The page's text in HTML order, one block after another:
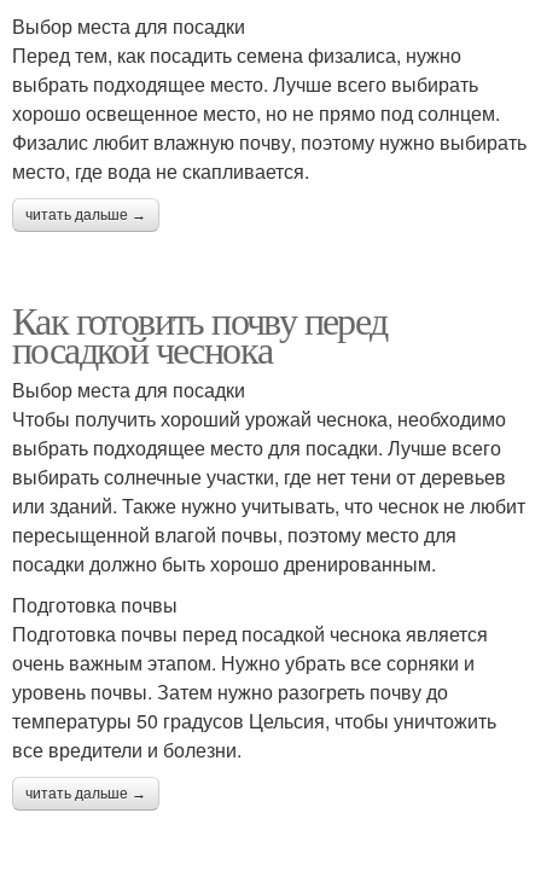
Выбор места для посадки
Перед тем, как посадить семена физалиса, нужно
выбрать подходящее место. Лучше всего выбирать
хорошо освещенное место, но не прямо под солнцем.
Физалис любит влажную почву, поэтому нужно выбирать
место, где вода не скапливается.
читать дальше →
Как готовить почву перед
посадкой чеснока
Выбор места для посадки
Чтобы получить хороший урожай чеснока, необходимо
выбрать подходящее место для посадки. Лучше всего
выбирать солнечные участки, где нет тени от деревьев
или зданий. Также нужно учитывать, что чеснок не любит
пересыщенной влагой почвы, поэтому место для
посадки должно быть хорошо дренированным.
Подготовка почвы
Подготовка почвы перед посадкой чеснока является
очень важным этапом. Нужно убрать все сорняки и
уровень почвы. Затем нужно разогреть почву до
температуры 50 градусов Цельсия, чтобы уничтожить
все вредители и болезни.
читать дальше →